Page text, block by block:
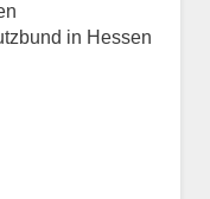
in Hessen